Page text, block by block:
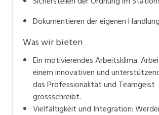
Dokumentieren der eigenen
Was wir bieten
Ein motivierendes Arbeitsklima:
einem innovativen und
das Professionalität und Teamgeist
grossschreibt.
Vielfältigkeit und Integration: